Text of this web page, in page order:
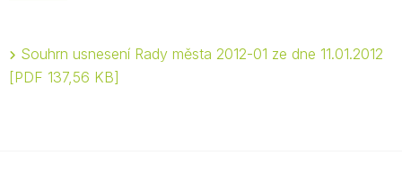
Souhrn usnesení Rady města 2012-01 ze dne 11.01.2012
PDF 137,56 KB